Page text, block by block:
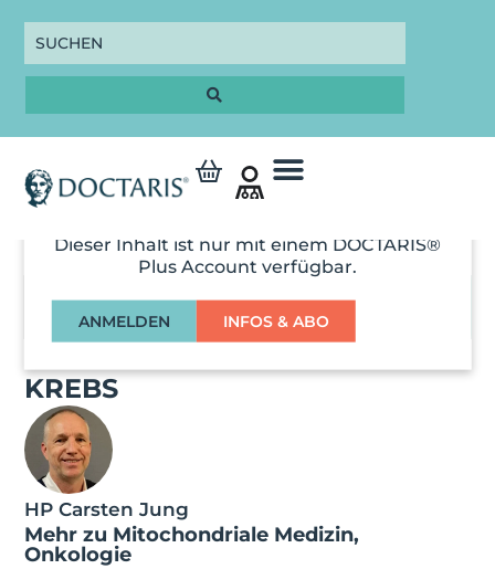
Dieser Inhalt ist nur mit einem DOCTARIS®
Plus Account verfügbar.
ANMELDEN INFOS & ABO
KREBS
HP Carsten Jung
Mehr zu Mitochondriale Medizin,
Onkologie